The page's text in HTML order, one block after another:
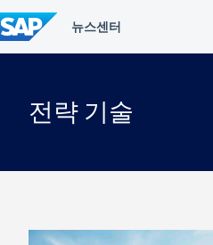
텐
츠
건
전략 기술